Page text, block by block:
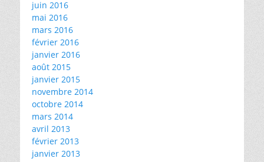
juin 2016
mai 2016
mars 2016
février 2016
janvier 2016
août 2015
janvier 2015
novembre 2014
octobre 2014
mars 2014
avril 2013
février 2013
janvier 2013